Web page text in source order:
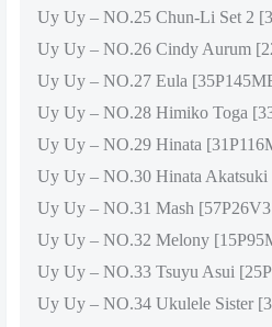
Uy Uy – NO.25 Chun-Li Set 2
Uy Uy – NO.26 Cindy Aurum
Uy Uy – NO.27 Eula
Uy Uy – NO.28 Himiko Toga
Uy Uy – NO.29 Hinata
Uy Uy – NO.30 Hinata
Uy Uy – NO.31 Mash
Uy Uy – NO.32 Melony
Uy Uy – NO.33 Tsuyu Asui
Uy Uy – NO.34 Ukulele Sister